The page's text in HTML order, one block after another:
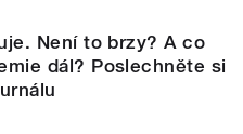
Není to brzy? A co
dál? Poslechněte si